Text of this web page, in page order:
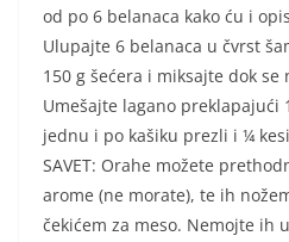
od po 6 belanaca kako ću i
Ulupajte 6 belanaca u čvrst
150 g šećera i miksajte dok se
Umešajte lagano preklapajući
jednu i po kašiku prezli i ¼
SAVET: Orahe možete
arome (ne morate), te ih
čekićem za meso. Nemojte ih